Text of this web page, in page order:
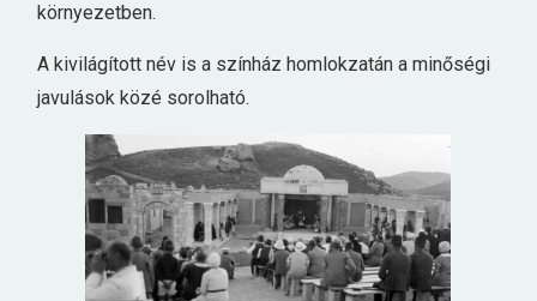
környezetben.
A kivilágított név is a színház homlokzatán a minőségi
javulások közé sorolható.